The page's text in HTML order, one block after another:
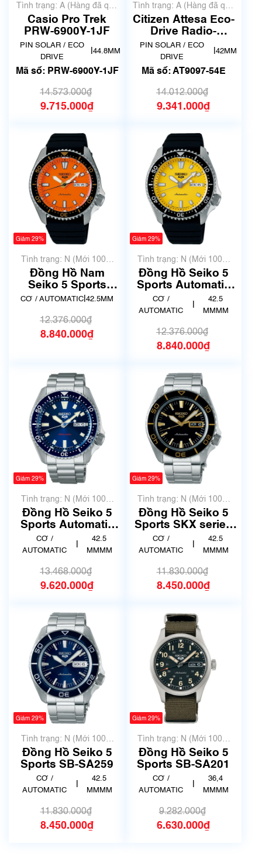
Tình trạng: A (Hàng đã qua
sử dụng nhưng rất đẹp,
không có xước)
Casio Pro Trek
PRW-6900Y-1JF
PIN SOLAR / ECO
DRIVE
44.8MM
Mã số: PRW-6900Y-1JF
14.573.000₫
9.715.000₫
Tình trạng: A (Hàng đã qua
sử dụng nhưng rất đẹp,
không có xước)
Citizen Attesa Eco-
Drive Radio-
Controlled Titanium
AT9097-54E
PIN SOLAR / ECO
DRIVE
42MM
Mã số: AT9097-54E
14.012.000₫
9.341.000₫
Giảm 29%
Tình trạng: N (Mới 100%
chưa qua sử dụng)
Đồng Hồ Nam
Seiko 5 Sports
Automatic SB-
CƠ / AUTOMATIC 42.5MM
12.376.000₫
8.840.000₫
Giảm 29%
Tình trạng: N (Mới 100%
chưa qua sử dụng)
Đồng Hồ Seiko 5
Sports Automatic
SB-SA307
CƠ /
AUTOMATIC
42.5
MMMM
12.376.000₫
8.840.000₫
Giảm 29%
Tình trạng: N (Mới 100%
chưa qua sử dụng)
Đồng Hồ Seiko 5
Sports Automatic
SB-SA303
CƠ /
AUTOMATIC
42.5
MMMM
13.468.000₫
9.620.000₫
Giảm 29%
Tình trạng: N (Mới 100%
chưa qua sử dụng)
Đồng Hồ Seiko 5
Sports SKX series
SB-SA261
CƠ /
AUTOMATIC
42.5
MMMM
11.830.000₫
8.450.000₫
Giảm 29%
Tình trạng: N (Mới 100%
chưa qua sử dụng)
Đồng Hồ Seiko 5
Sports SB-SA259
CƠ /
AUTOMATIC
42.5
MMMM
11.830.000₫
8.450.000₫
Giảm 29%
Tình trạng: N (Mới 100%
chưa qua sử dụng)
Đồng Hồ Seiko 5
Sports SB-SA201
CƠ /
AUTOMATIC
36,4
MMMM
9.282.000₫
6.630.000₫